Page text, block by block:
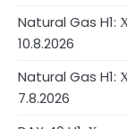
Natural Gas H1:
10.8.2026
Natural Gas H1:
7.8.2026